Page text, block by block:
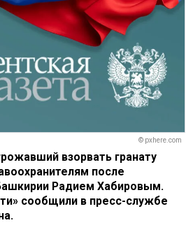
© pxhere.com
взорвать гранату
после
Радием Хабировым.
сообщили в пресс-службе